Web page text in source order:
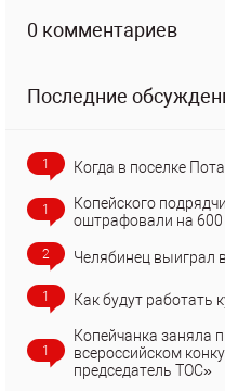
0 комментариев
Последние
1 Когда в поселке
1
Копейского
оштрафовали на 600
2 Челябинец выиграл
1 Как будут работать
1
Копейчанка заняла
всероссийском
председатель ТОС»